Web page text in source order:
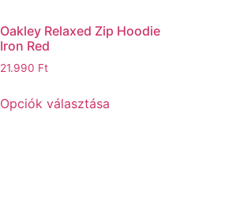
Oakley Relaxed Zip Hoodie
Iron Red
21.990 Ft
Opciók választása